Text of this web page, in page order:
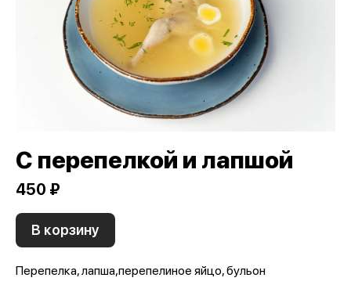
С перепелкой и лапшой
450 ₽
В корзину
Перепелка, лапша,перепелиное яйцо, бульон